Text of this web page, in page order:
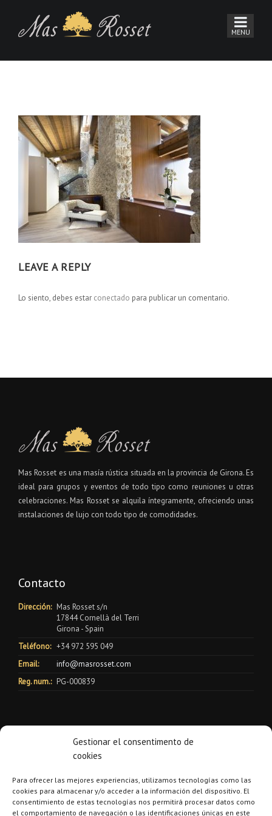
Gestionar el consentimento de
cookies
Para ofrecer las mejores experiencias, utilizamos tecnologías como las
cookies para almacenar y/o acceder a la información del dispositivo. El
consentimiento de estas tecnologías nos permitirá procesar datos como
el comportamiento de navegación o las identificaciones únicas en este
LEAVE A REPLY
Lo siento, debes estar conectado para publicar un comentario.
Mas Rosset es una masía rústica situada en la provincia de Girona. Es
ideal para grupos y eventos de todo tipo como reuniones u otras
celebraciones. Mas Rosset se alquila íntegramente, ofreciendo unas
instalaciones de lujo con todo tipo de comodidades.
Contacto
Dirección: Mas Rosset s/n
17844 Cornellà del Terri
Girona - Spain
Teléfono: +34 972 595 049
Email:
info@masrosset.com
Reg. num.: PG-000839